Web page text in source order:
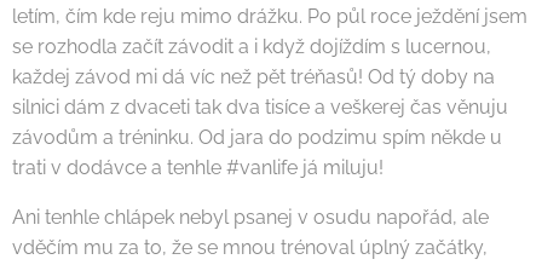
letím, čím kde reju mimo drážku. Po půl roce ježdění jsem
se rozhodla začít závodit a i když dojíždím s lucernou,
každej závod mi dá víc než pět tréňasů! Od tý doby na
silnici dám z dvaceti tak dva tisíce a veškerej čas věnuju
závodům a tréninku. Od jara do podzimu spím někde u
trati v dodávce a tenhle #vanlife já miluju!
Ani tenhle chlápek nebyl psanej v osudu napořád, ale
vděčím mu za to, že se mnou trénoval úplný začátky,